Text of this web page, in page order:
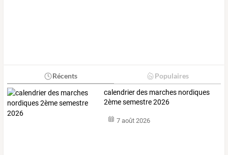
Récents Populaires
calendrier des marches nordiques
2ème semestre 2026
7 août 2026